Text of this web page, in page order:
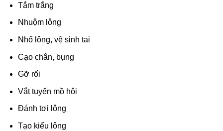
Tắm trắng
Nhuộm lông
Nhổ lông, vệ sinh tai
Cạo chân, bụng
Gỡ rối
Vắt tuyến mồ hôi
Đánh tơi lông
Tạo kiểu lông